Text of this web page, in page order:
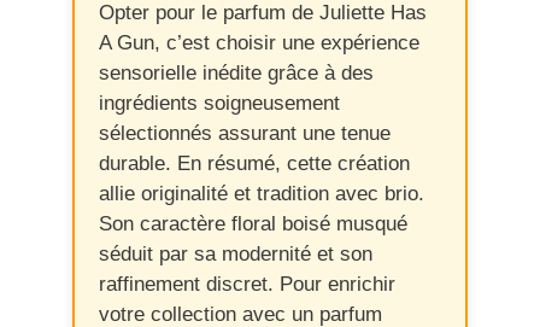
Opter pour le parfum de Juliette Has
A Gun, c’est choisir une expérience
sensorielle inédite grâce à des
ingrédients soigneusement
sélectionnés assurant une tenue
durable. En résumé, cette création
allie originalité et tradition avec brio.
Son caractère floral boisé musqué
séduit par sa modernité et son
raffinement discret. Pour enrichir
votre collection avec un parfum